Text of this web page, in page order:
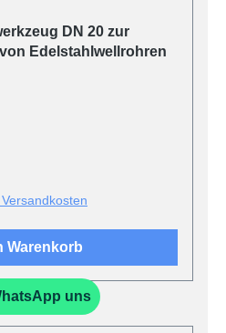
DN 20 zur
Edelstahlwellrohren
Warenkorb
uns